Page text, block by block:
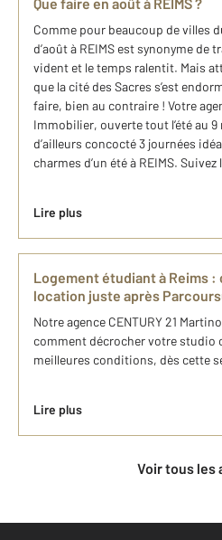
Comme pour beaucoup de villes
d’août à REIMS est synonyme de
vident et le temps ralentit. Mais
que la cité des Sacres s’est
faire, bien au contraire ! Votre
Immobilier, ouverte tout l’été au 9
d’ailleurs concocté 3 journées
charmes d’un été à REIMS.
Lire plus
Logement étudiant à Reims
location juste après
Notre agence CENTURY 21
comment décrocher votre studio
meilleures conditions, dès cette
Lire plus
Voir tous